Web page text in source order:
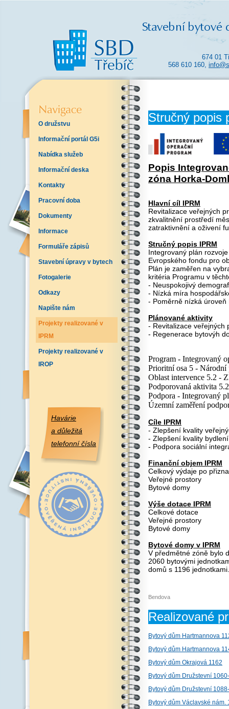
674 01
568 610 160,
O družstvu
Informační portál G5i
Nabídka služeb
Informační deska
Kontakty
Pracovní doba
Dokumenty
Informace
Formuláře zápisů
Stavební úpravy v bytech
Fotogalerie
Odkazy
Napište nám
Projekty realizované v
IPRM
Projekty realizované v
IROP
Havárie
a důležitá
telefonní čísla
Stručný popis
Popis
zóna Horka-
Hlavní cíl IPRM
Revitalizace veřejných
zkvalitnění prostředí
zatraktivnění a oživení
Stručný popis IPRM
Integrovaný plán
Evropského fondu pro
Plán je zaměřen na
kritéria Programu v
- Neuspokojivý
- Nízká míra
- Poměrně nízká
Plánované aktivity
- Revitalizace veřejných
- Regenerace bytovýh
Program - Integrovaný
Prioritní osa 5 - Národní
Oblast intervence 5.2 -
Podporovaná aktivita
Podpora - Integrovaný
Územní zaměření
Cíle IPRM
- Zlepšení kvality
- Zlepšení kvality
- Podpora sociální
Finanční objem IPRM
Celkový výdaje po
Veřejné
Bytové
Výše dotace IPRM
Celkové
Veřejné
Bytové
Bytové domy v IPRM
V předmětné zóně bylo
2060 bytovými
domů s 1196 jednotkami.
Bendova
Realizované
Bytový dům Hartmannova
Bytový dům Hartmannova
Bytový dům Okrajová 1162
Bytový dům Družstevní
Bytový dům Družstevní
Bytový dům Václavské nám.